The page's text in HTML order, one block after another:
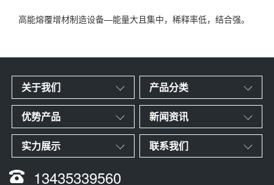
高能熔覆增材制造设备—能量大且集中，稀释率低，结合强。
关于我们 产品分类
优势产品 新闻资讯
实力展示 联系我们
13435339560